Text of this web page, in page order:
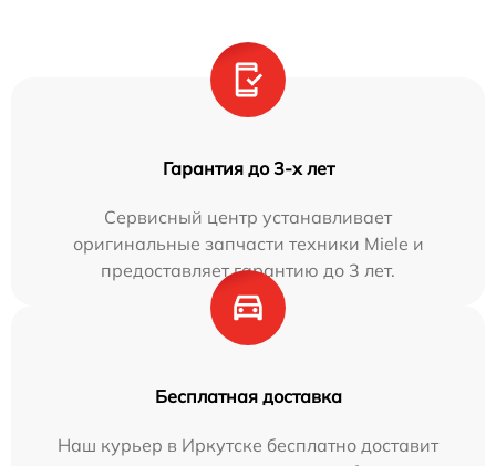
Гарантия до 3-х лет
Сервисный центр устанавливает
оригинальные запчасти техники Miele и
предоставляет гарантию до 3 лет.
Бесплатная доставка
Наш курьер в Иркутске бесплатно доставит